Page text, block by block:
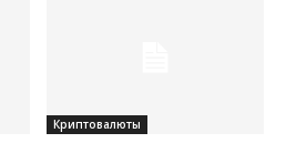
Криптовалюты